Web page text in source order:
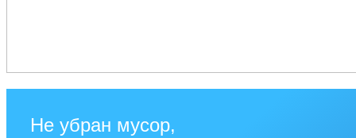
Не убран мусор,